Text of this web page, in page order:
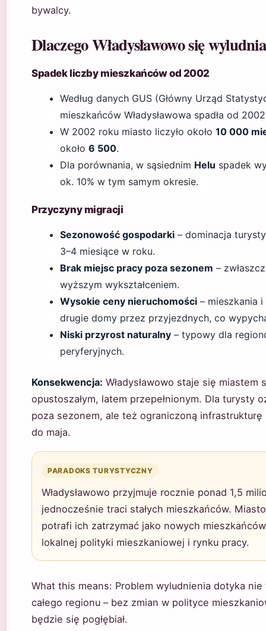
bywalcy.
Dlaczego Władysławowo się
Spadek liczby mieszkańców od 2002
Według danych GUS (Główny Urząd
mieszkańców Władysławowa spadła od
W 2002 roku miasto liczyło około 10 000
około 6 500.
Dla porównania, w sąsiednim Helu spadek
ok. 10% w tym samym okresie.
Przyczyny migracji
Sezonowość gospodarki – dominacja
3–4 miesiące w roku.
Brak miejsc pracy poza sezonem –
wyższym wykształceniem.
Wysokie ceny nieruchomości – mieszkania
drugie domy przez przyjezdnych, co
Niski przyrost naturalny – typowy dla
peryferyjnych.
Konsekwencja: Władysławowo staje się miastem
opustoszałym, latem przepełnionym. Dla turysty
poza sezonem, ale też ograniczoną infrastrukturę
do maja.
PARADOKS TURYSTYCZNY
Władysławowo przyjmuje rocznie ponad 1,5
jednocześnie traci stałych mieszkańców.
potrafi ich zatrzymać jako nowych
lokalnej polityki mieszkaniowej i rynku pracy.
What this means: Problem wyludnienia dotyka nie
całego regionu – bez zmian w polityce
będzie się pogłębiał.